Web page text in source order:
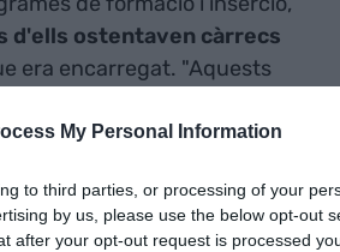
My Personal Information
to third parties, or processing of your
by us, please use the below opt-out
after your opt-out request is processed
d'ells ostentaven càrrecs
era encarregat. "Aquests
empreses, que no els
en aquest sentit",
hi ha cert sentiment de